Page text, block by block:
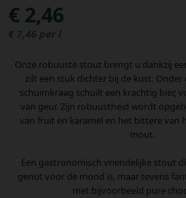
€ 2,46
€ 7,46 per l
Onze robuuste stout brengt u dankzij
zilt een stuk dichter bij de kust. Onder
schuimkraag schuilt een krachtig bier,
van geur. Zijn robuustheid wordt
van fruit en karamel en het bittere van
mout.
Een gastronomisch vriendelijke stout
genot voor de mond is, maar tevens
met bijvoorbeeld pure